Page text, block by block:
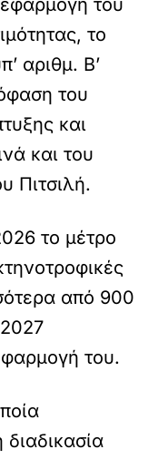
εφαρμογή του
το
αριθμ. Β’
του
και
και του
Πιτσιλή.
το μέτρο
από 900
του.